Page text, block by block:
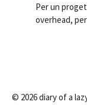
Per un
overhead,
© 2026 diary of a